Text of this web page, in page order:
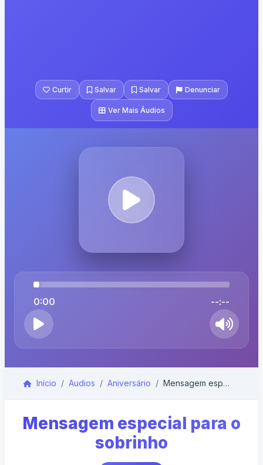
Curtir Salvar Salvar Denunciar
Ver Mais Áudios
0:00 --:--
Início Audios Aniversário Mensagem especial para o sobrinho
Mensagem especial para o
sobrinho